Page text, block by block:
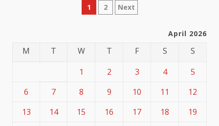
Posts
1 2 Next
April 2026
M T W T F S
S
1
2 3 4
5
6
7 8 9 10 11
12
13
14 15 16 17 18
19